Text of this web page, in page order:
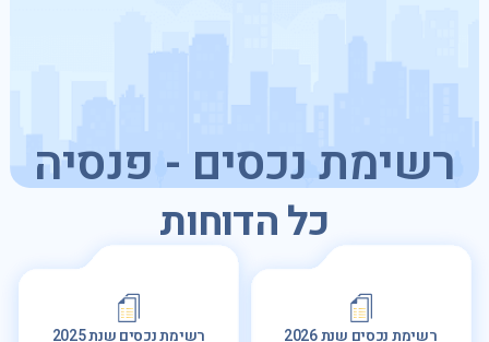
רשימת נכסים - פנסיה
כל הדוחות
רשימת נכסים שנת 2026
רשימת נכסים שנת 2025